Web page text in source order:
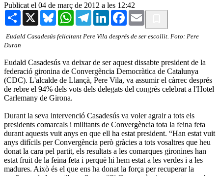
Publicat el 04 de març de 2012 a les 12:42
Share X BlueskyWhatsAppTelegramLinkedInFacebook
Email
Eudald Casadesús felicitant Pere Vila després de ser escollit. Foto: Pere
Duran
Eudald Casadesús va deixar de ser aquest dissabte president de la
federació gironina de Convergència Democràtica de Catalunya
(CDC). L'alcalde de Llançà, Pere Vila, va assumir el càrrec després
de rebre el 94% dels vots dels delegats del congrés celebrat a l'Hotel
Carlemany de Girona.
Durant la seva intervenció Casadesús va voler agrair a tots els
presidents comarcals i militants de Convergència tota la feina feta
durant aquests vuit anys en que ell ha estat president. “Han estat vuit
anys difícils per Convergència però gràcies a tots vosaltres que heu
donat la cara pel partit, els resultats a les comarques gironines han
estat fruit de la feina feta i perquè hi hem estat a les verdes i a les
madures. Això és el que ens ha donat la força per recuperar la